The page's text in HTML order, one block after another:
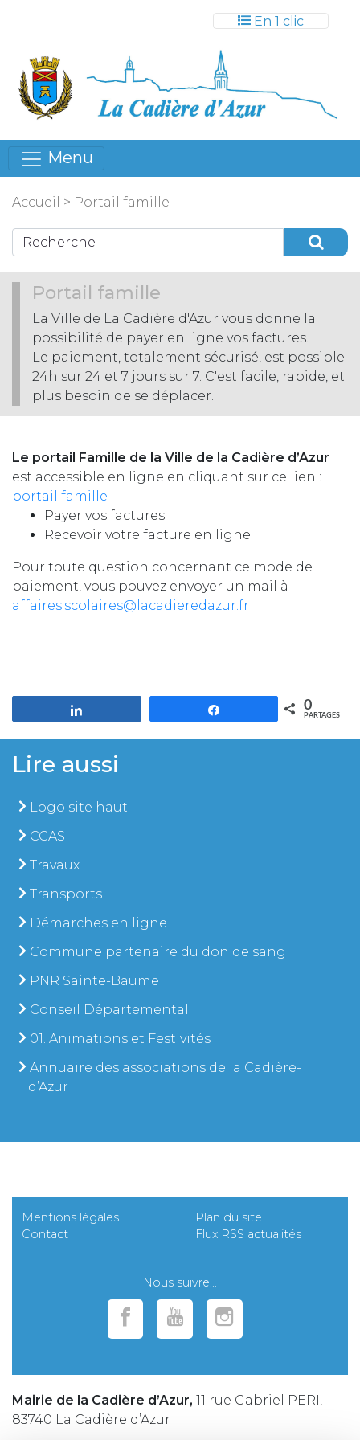
En 1 clic
Menu
Accueil > Portail famille
Portail famille
La Ville de La Cadière d'Azur vous donne la
possibilité de payer en ligne vos factures.
Le paiement, totalement sécurisé, est possible
24h sur 24 et 7 jours sur 7. C'est facile, rapide, et
plus besoin de se déplacer.
Le portail Famille de la Ville de la Cadière d’Azur
est accessible en ligne en cliquant sur ce lien :
portail famille
Payer vos factures
Recevoir votre facture en ligne
Pour toute question concernant ce mode de
paiement, vous pouvez envoyer un mail à
affaires.scolaires@lacadieredazur.fr
0
PARTAGES
Lire aussi
Logo site haut
CCAS
Travaux
Transports
Démarches en ligne
Commune partenaire du don de sang
PNR Sainte-Baume
Conseil Départemental
01. Animations et Festivités
Annuaire des associations de la Cadière-
d’Azur
Mentions légales
Contact
Plan du site
Flux RSS actualités
Nous suivre...
Mairie de la Cadière d’Azur, 11 rue Gabriel PERI,
83740 La Cadière d’Azur